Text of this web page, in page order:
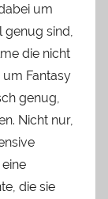
um
genug sind,
die nicht
Fantasy
genug,
Nicht nur,
die sie